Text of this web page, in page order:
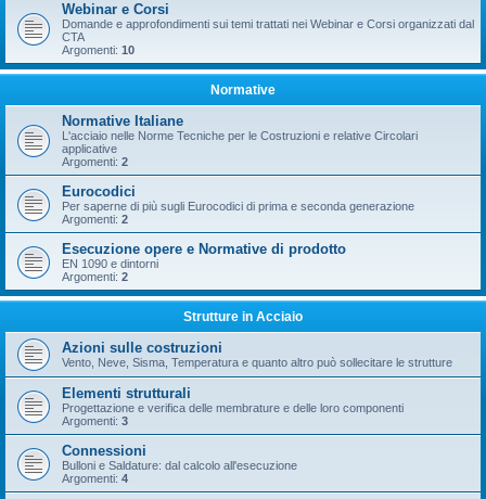
Webinar e Corsi
Domande e approfondimenti sui temi trattati nei Webinar e Corsi organizzati dal
CTA
Argomenti: 10
Normative
Normative Italiane
L'acciaio nelle Norme Tecniche per le Costruzioni e relative Circolari
applicative
Argomenti: 2
Eurocodici
Per saperne di più sugli Eurocodici di prima e seconda generazione
Argomenti: 2
Esecuzione opere e Normative di prodotto
EN 1090 e dintorni
Argomenti: 2
Strutture in Acciaio
Azioni sulle costruzioni
Vento, Neve, Sisma, Temperatura e quanto altro può sollecitare le strutture
Elementi strutturali
Progettazione e verifica delle membrature e delle loro componenti
Argomenti: 3
Connessioni
Bulloni e Saldature: dal calcolo all'esecuzione
Argomenti: 4